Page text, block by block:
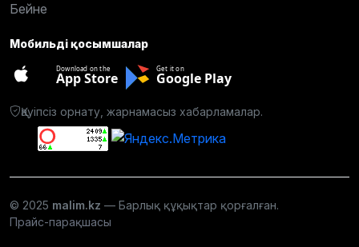
Бейне
Мобильді қосымшалар
Download on the
App Store
Get it on
Google Play
Қауіпсіз орнату, жарнамасыз хабарламалар.
© 2025 malim.kz — Барлық құқықтар қорғалған.
Прайс-парақшасы